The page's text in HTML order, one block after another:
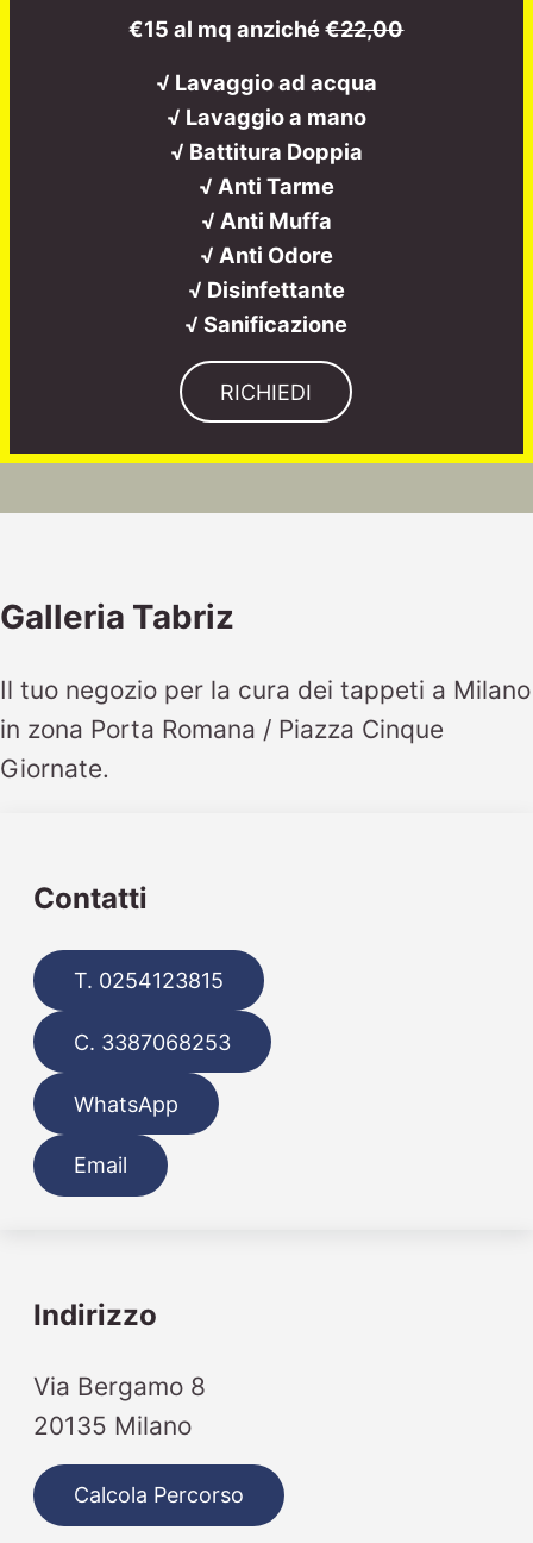
€15 al mq anziché€22,00
√ Lavaggio ad acqua
√ Lavaggio a mano
√ Battitura Doppia
√ Anti Tarme
√ Anti Muffa
√ Anti Odore
√ Disinfettante
√ Sanificazione
RICHIEDI
Galleria Tabriz
Il tuo negozio per la cura dei tappeti a Milano
in zona Porta Romana / Piazza Cinque
Giornate.
Contatti
T. 0254123815
C. 3387068253
WhatsApp
Email
Indirizzo
Via Bergamo 8
20135 Milano
Calcola Percorso